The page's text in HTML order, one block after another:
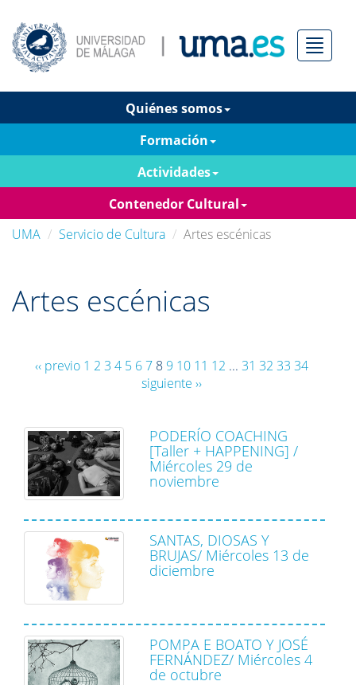
Menú
Quiénes somos
Formación
Actividades
Contenedor Cultural
UMA
Servicio de Cultura Artes escénicas
Artes escénicas
‹‹ previo 1 2 3 4 5 67 8 9 10 11 12 ... 31 32 33 34
siguiente ››
PODERÍO COACHING
[Taller + HAPPENING] /
Miércoles 29 de
noviembre
SANTAS, DIOSAS Y
BRUJAS/ Miércoles 13 de
diciembre
POMPA E BOATO Y JOSÉ
FERNÁNDEZ/ Miércoles 4
de octubre